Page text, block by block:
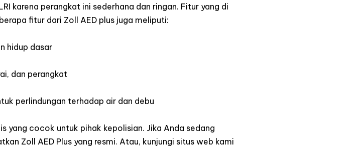
karena perangkat ini sederhana dan ringan. Fitur yang di
fitur dari Zoll AED plus juga meliputi:
hidup dasar
dan perangkat
perlindungan terhadap air dan debu
yang cocok untuk pihak kepolisian. Jika Anda sedang
Zoll AED Plus yang resmi. Atau, kunjungi situs web kami